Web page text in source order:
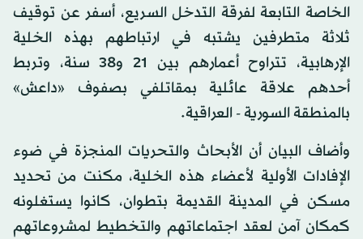
الخاصة التابعة لفرقة التدخل السريع، أسفر عن توقيف
ثلاثة متطرفين يشتبه في ارتباطهم بهذه الخلية
الإرهابية، تتراوح أعمارهم بين 21 و38 سنة، وتربط
أحدهم علاقة عائلية بمقاتلفي بصفوف «داعش»
بالمنطقة السورية - العراقية.
وأضاف البيان أن الأبحاث والتحريات المنجزة في ضوء
الإفادات الأولية لأعضاء هذه الخلية، مكنت من تحديد
مسكن في المدينة القديمة بتطوان، كانوا يستغلونه
كمكان آمن لعقد اجتماعاتهم والتخطيط لمشروعاتهم